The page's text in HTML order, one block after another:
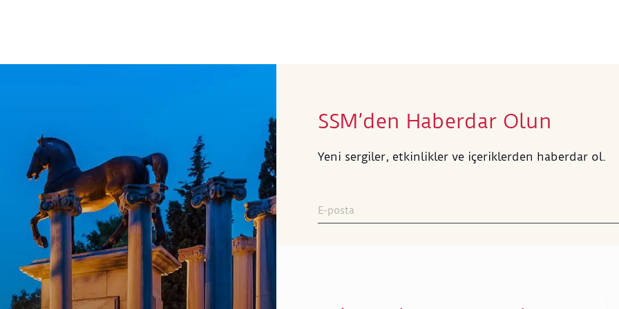
SSM’den Haberdar Olun
Yeni sergiler, etkinlikler ve içeriklerden haberdar ol.